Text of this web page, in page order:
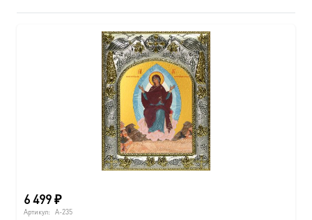
6 499₽
Артикул: A-235